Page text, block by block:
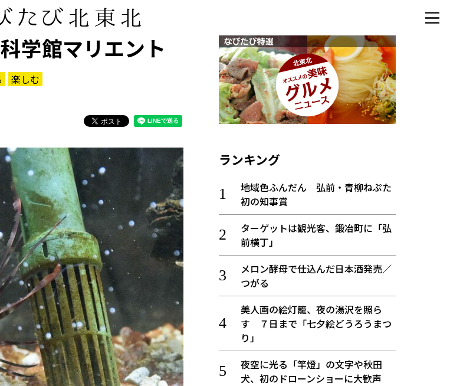
学館マリエント
楽しむ
ランキング
地域色ふんだん 弘前・青柳ねぷた
初の知事賞
ターゲットは観光客、鍛冶町に「弘
前横丁」
メロン酵母で仕込んだ日本酒発売／
つがる
美人画の絵灯籠、夜の湯沢を照ら
す ７日まで「七夕絵どうろうまつ
り」
夜空に光る「竿燈」の文字や秋田
犬、初のドローンショーに大歓声